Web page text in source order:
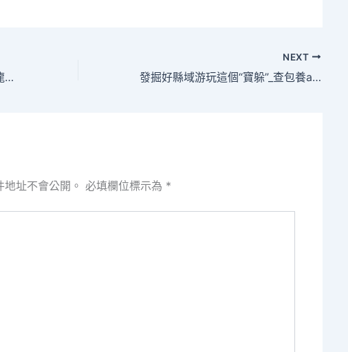
圖片故事｜巴西查包養經歷“莫小龍”的工夫之道_中國網
NEXT
發掘好縣域游玩這個“寶躲”_查包養app中國網
址不會公開。 必填欄位標示為 *